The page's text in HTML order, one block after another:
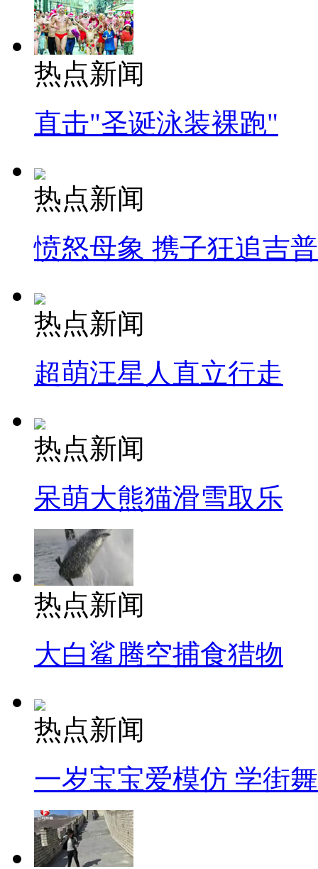
热点新闻
直击"圣诞泳装裸跑"
热点新闻
愤怒母象 携子狂追吉
热点新闻
超萌汪星人直立行走
热点新闻
呆萌大熊猫滑雪取乐
热点新闻
大白鲨腾空捕食猎物
热点新闻
一岁宝宝爱模仿 学街